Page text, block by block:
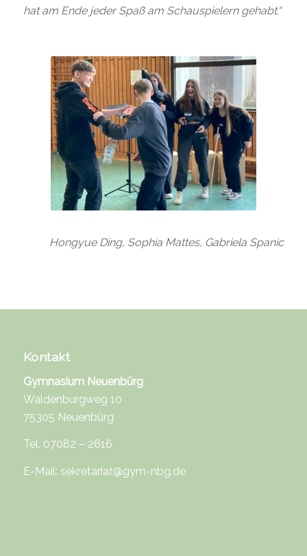
hat am Ende jeder Spaß am Schauspielern gehabt.“
Hongyue Ding, Sophia Mattes, Gabriela Spanic
Kontakt
Gymnasium Neuenbürg
Waldenburgweg 10
75305 Neuenbürg
Tel. 07082 – 2616
E-Mail: sekretariat@gym-nbg.de